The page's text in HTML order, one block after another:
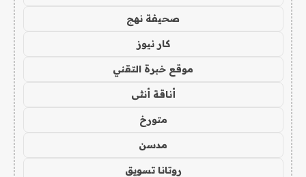
صحيفة نهج
كار نيوز
موقع خبرة التقني
أناقة أنثى
متورخ
مدسن
روتانا تسويق